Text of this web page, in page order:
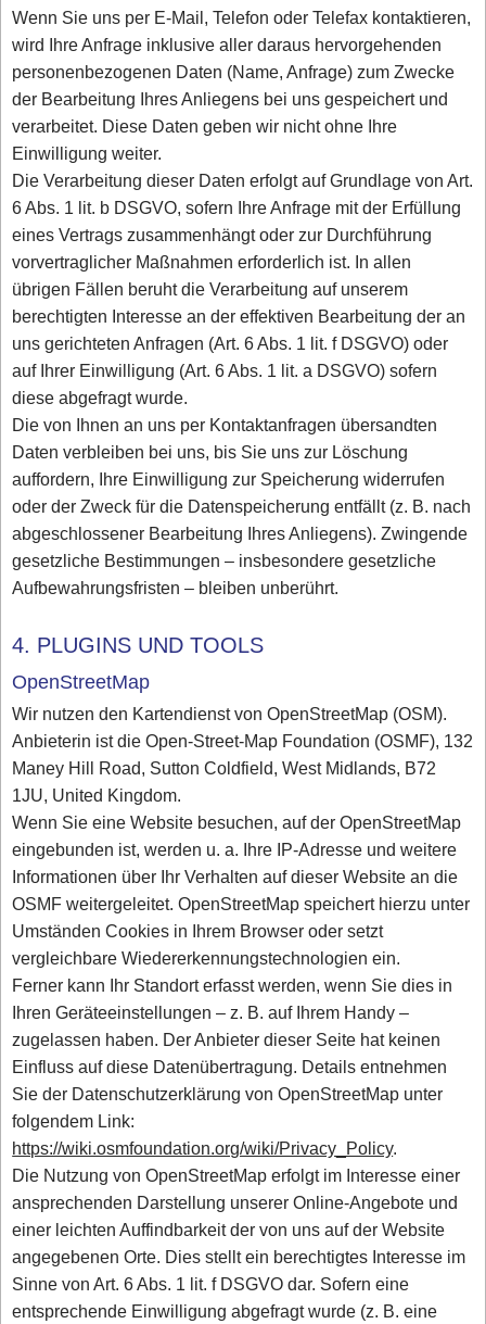
Wenn Sie uns per E-Mail, Telefon oder Telefax kontaktieren,
wird Ihre Anfrage inklusive aller daraus hervorgehenden
personenbezogenen Daten (Name, Anfrage) zum Zwecke
der Bearbeitung Ihres Anliegens bei uns gespeichert und
verarbeitet. Diese Daten geben wir nicht ohne Ihre
Einwilligung weiter.
Die Verarbeitung dieser Daten erfolgt auf Grundlage von Art.
6 Abs. 1 lit. b DSGVO, sofern Ihre Anfrage mit der Erfüllung
eines Vertrags zusammenhängt oder zur Durchführung
vorvertraglicher Maßnahmen erforderlich ist. In allen
übrigen Fällen beruht die Verarbeitung auf unserem
berechtigten Interesse an der effektiven Bearbeitung der an
uns gerichteten Anfragen (Art. 6 Abs. 1 lit. f DSGVO) oder
auf Ihrer Einwilligung (Art. 6 Abs. 1 lit. a DSGVO) sofern
diese abgefragt wurde.
Die von Ihnen an uns per Kontaktanfragen übersandten
Daten verbleiben bei uns, bis Sie uns zur Löschung
auffordern, Ihre Einwilligung zur Speicherung widerrufen
oder der Zweck für die Datenspeicherung entfällt (z. B. nach
abgeschlossener Bearbeitung Ihres Anliegens). Zwingende
gesetzliche Bestimmungen – insbesondere gesetzliche
Aufbewahrungsfristen – bleiben unberührt.
4. PLUGINS UND TOOLS
OpenStreetMap
Wir nutzen den Kartendienst von OpenStreetMap (OSM).
Anbieterin ist die Open-Street-Map Foundation (OSMF), 132
Maney Hill Road, Sutton Coldfield, West Midlands, B72
1JU, United Kingdom.
Wenn Sie eine Website besuchen, auf der OpenStreetMap
eingebunden ist, werden u. a. Ihre IP-Adresse und weitere
Informationen über Ihr Verhalten auf dieser Website an die
OSMF weitergeleitet. OpenStreetMap speichert hierzu unter
Umständen Cookies in Ihrem Browser oder setzt
vergleichbare Wiedererkennungstechnologien ein.
Ferner kann Ihr Standort erfasst werden, wenn Sie dies in
Ihren Geräteeinstellungen – z. B. auf Ihrem Handy –
zugelassen haben. Der Anbieter dieser Seite hat keinen
Einfluss auf diese Datenübertragung. Details entnehmen
Sie der Datenschutzerklärung von OpenStreetMap unter
folgendem Link:
https://wiki.osmfoundation.org/wiki/Privacy_Policy.
Die Nutzung von OpenStreetMap erfolgt im Interesse einer
ansprechenden Darstellung unserer Online-Angebote und
einer leichten Auffindbarkeit der von uns auf der Website
angegebenen Orte. Dies stellt ein berechtigtes Interesse im
Sinne von Art. 6 Abs. 1 lit. f DSGVO dar. Sofern eine
entsprechende Einwilligung abgefragt wurde (z. B. eine